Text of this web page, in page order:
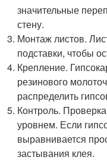
значительные
стену.
Монтаж листов.
подставки, чтобы
Крепление.
резинового
распределить
Контроль.
уровнем. Если
выравнивается
застывания клея.